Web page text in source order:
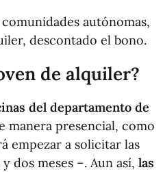
autónomas,
descontado el bono.
de alquiler?
del departamento de
manera presencial, como
empezar a solicitar las
dos meses –. Aun así, las